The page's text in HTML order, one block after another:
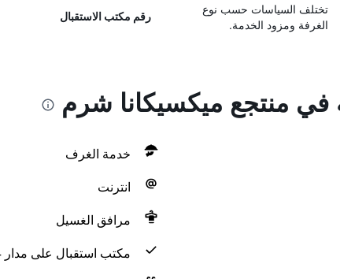
تختلف السياسات حسب نوع
الغرفة ومزود الخدمة.
رقم مكتب الاستقبال
في منتجع ميكسيكانا شرم
خدمة الغرف
انترنت
مرافق الغسيل
مكتب استقبال على مدار 24 ساعة